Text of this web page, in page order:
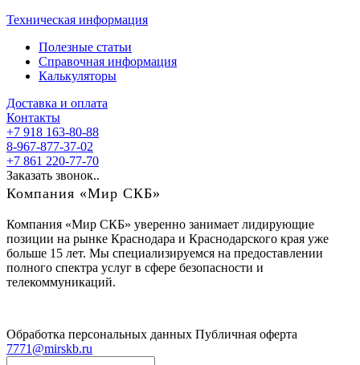
Техническая информация
Полезные статьи
Справочная информация
Калькуляторы
Доставка и оплата
Контакты
+7 918 163-80-88
8-967-877-37-02
+7 861 220-77-70
Заказать звонок..
Компания «Мир СКБ»
Компания «Мир СКБ» уверенно занимает лидирующие
позиции на рынке Краснодара и Краснодарского края уже
больше 15 лет. Мы специализируемся на предоставлении
полного спектра услуг в сфере безопасности и
телекоммуникаций.
Обработка персональных данных Публичная оферта
7771@mirskb.ru